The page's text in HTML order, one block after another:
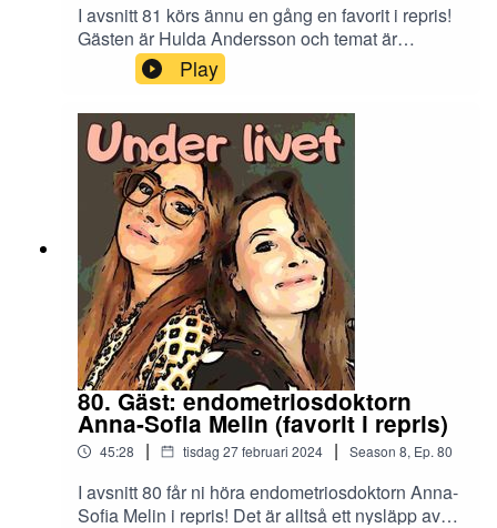
I avsnitt 81 körs ännu en gång en favorit i repris!
Gästen är Hulda Andersson och temat är
endometrios. Hulda är författare till boken
Endometrios - mensvärken från helvetet som är
en bibel för sjuka, anhöriga och vårdpersonal.
Trevlig lyssning!KontaktInstagram:
underlivetpoddMejl: underlivetpodd@gmail.com
Play
80. Gäst: endometriosdoktorn
Anna-Sofia Melin (favorit i repris)
45:28 | tisdag 27 februari 2024 | Season 8, Ep. 80
I avsnitt 80 får ni höra endometriosdoktorn Anna-
Sofia Melin i repris! Det är alltså ett nysläpp av